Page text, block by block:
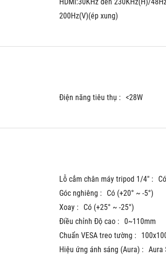
200Hz(V)(ép xung)
Điện năng tiêu thụ : <28W
Lỗ cắm chân máy tripod 1/4" :
Có
Góc nghiêng :
Có (+20° ~ -5°)
Xoay :
Có (+25° ~ -25°)
Điều chỉnh Độ cao :
0~110mm
Chuẩn VESA treo tường :
Hiệu ứng ánh sáng (Aura) :